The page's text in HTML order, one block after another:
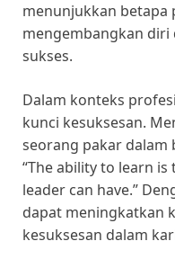
menunjukkan betapa
mengembangkan diri
sukses.
Dalam konteks
kunci kesuksesan.
seorang pakar dalam
“The ability to learn
leader can have.”
dapat meningkatkan
kesuksesan dalam